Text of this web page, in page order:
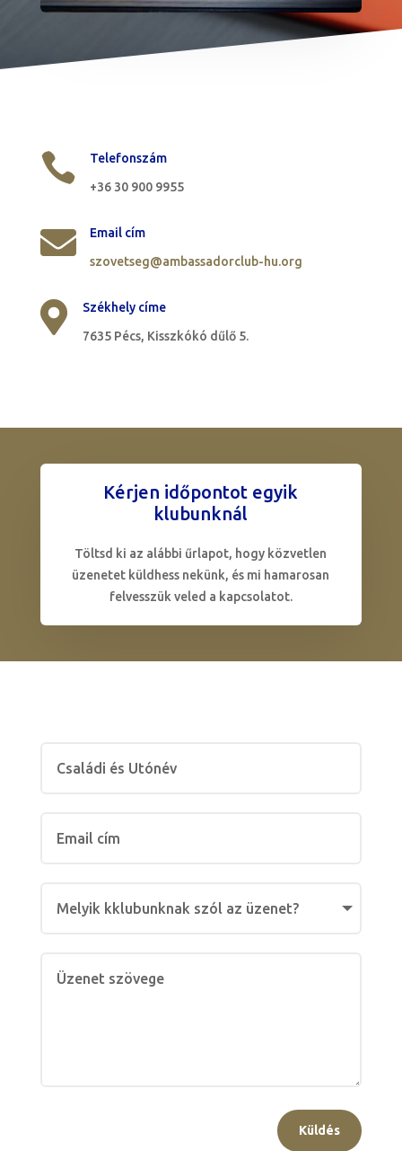

Telefonszám
+36 30 900 9955

Email cím
szovetseg@ambassadorclub-hu.org

Székhely címe
7635 Pécs, Kisszkókó dűlő 5.
Kérjen időpontot egyik
klubunknál
Töltsd ki az alábbi űrlapot, hogy közvetlen
üzenetet küldhess nekünk, és mi hamarosan
felvesszük veled a kapcsolatot.
Küldés